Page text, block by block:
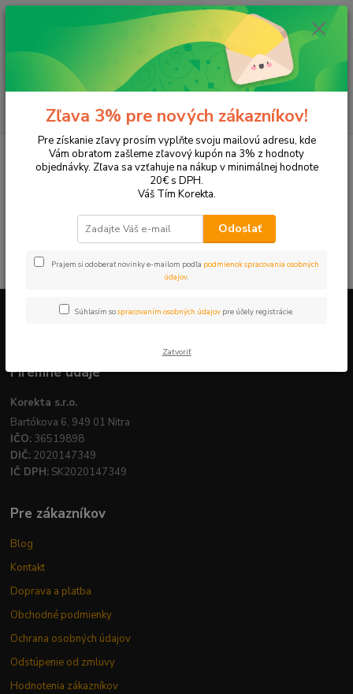
Hľadať
ks
za 0,00 EUR
Tonery a náplne do tlačiarní Canon SmartBaseMP730
SmartBaseMP730
V tejto kategórii nebol nájdený žiadny tovar.
Firemné údaje
Korekta s.r.o.
Bartókova 6, 949 01 Nitra
IČO: 36519898
DIČ: 2020147349
IČ DPH: SK2020147349
Pre zákazníkov
Blog
Kontakt
Doprava a platba
Obchodné podmienky
Ochrana osobných údajov
Odstúpenie od zmluvy
Hodnotenia zákazníkov
Zľava 3% pre nových zákazníkov!
Pre získanie zľavy prosím vyplňte svoju mailovú adresu, kde
Vám obratom zašleme zľavový kupón na 3% z hodnoty
objednávky. Zľava sa vzťahuje na nákup v minimálnej hodnote
20€ s DPH.
Váš Tím Korekta.
Odoslať
Prajem si odoberať novinky e-mailom podľa podmienok spracovania osobných
údajov.
Súhlasím sospracovaním osobných údajov pre účely registrácie.
Zatvoriť